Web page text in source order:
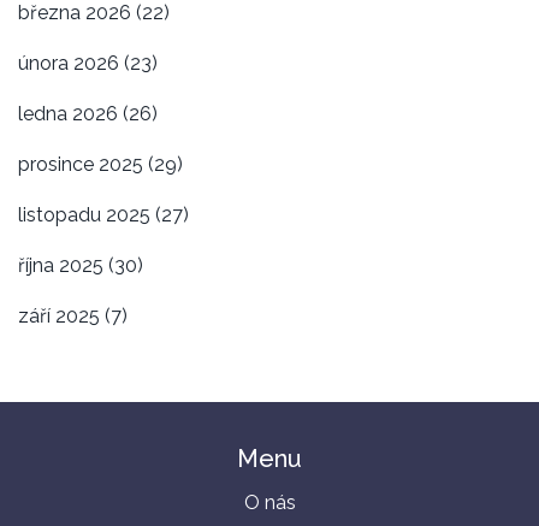
března 2026 (22)
února 2026 (23)
ledna 2026 (26)
prosince 2025 (29)
listopadu 2025 (27)
října 2025 (30)
září 2025 (7)
Menu
O nás